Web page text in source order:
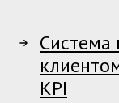
Система
KPI